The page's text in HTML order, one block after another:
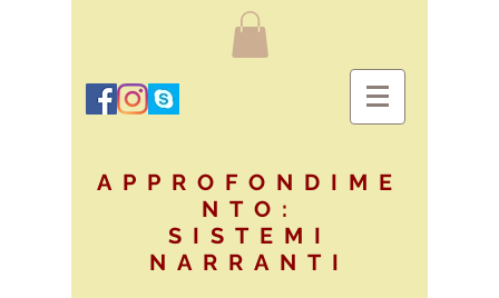
APPROFONDIME
NTO:
SISTEMI
NARRANTI